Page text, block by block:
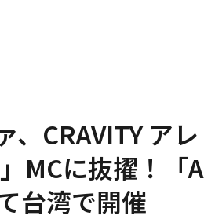
CRAVITY アレ
MCに抜擢！「A
台湾で開催